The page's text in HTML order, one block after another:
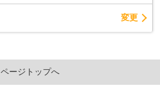
変更
ページトップへ